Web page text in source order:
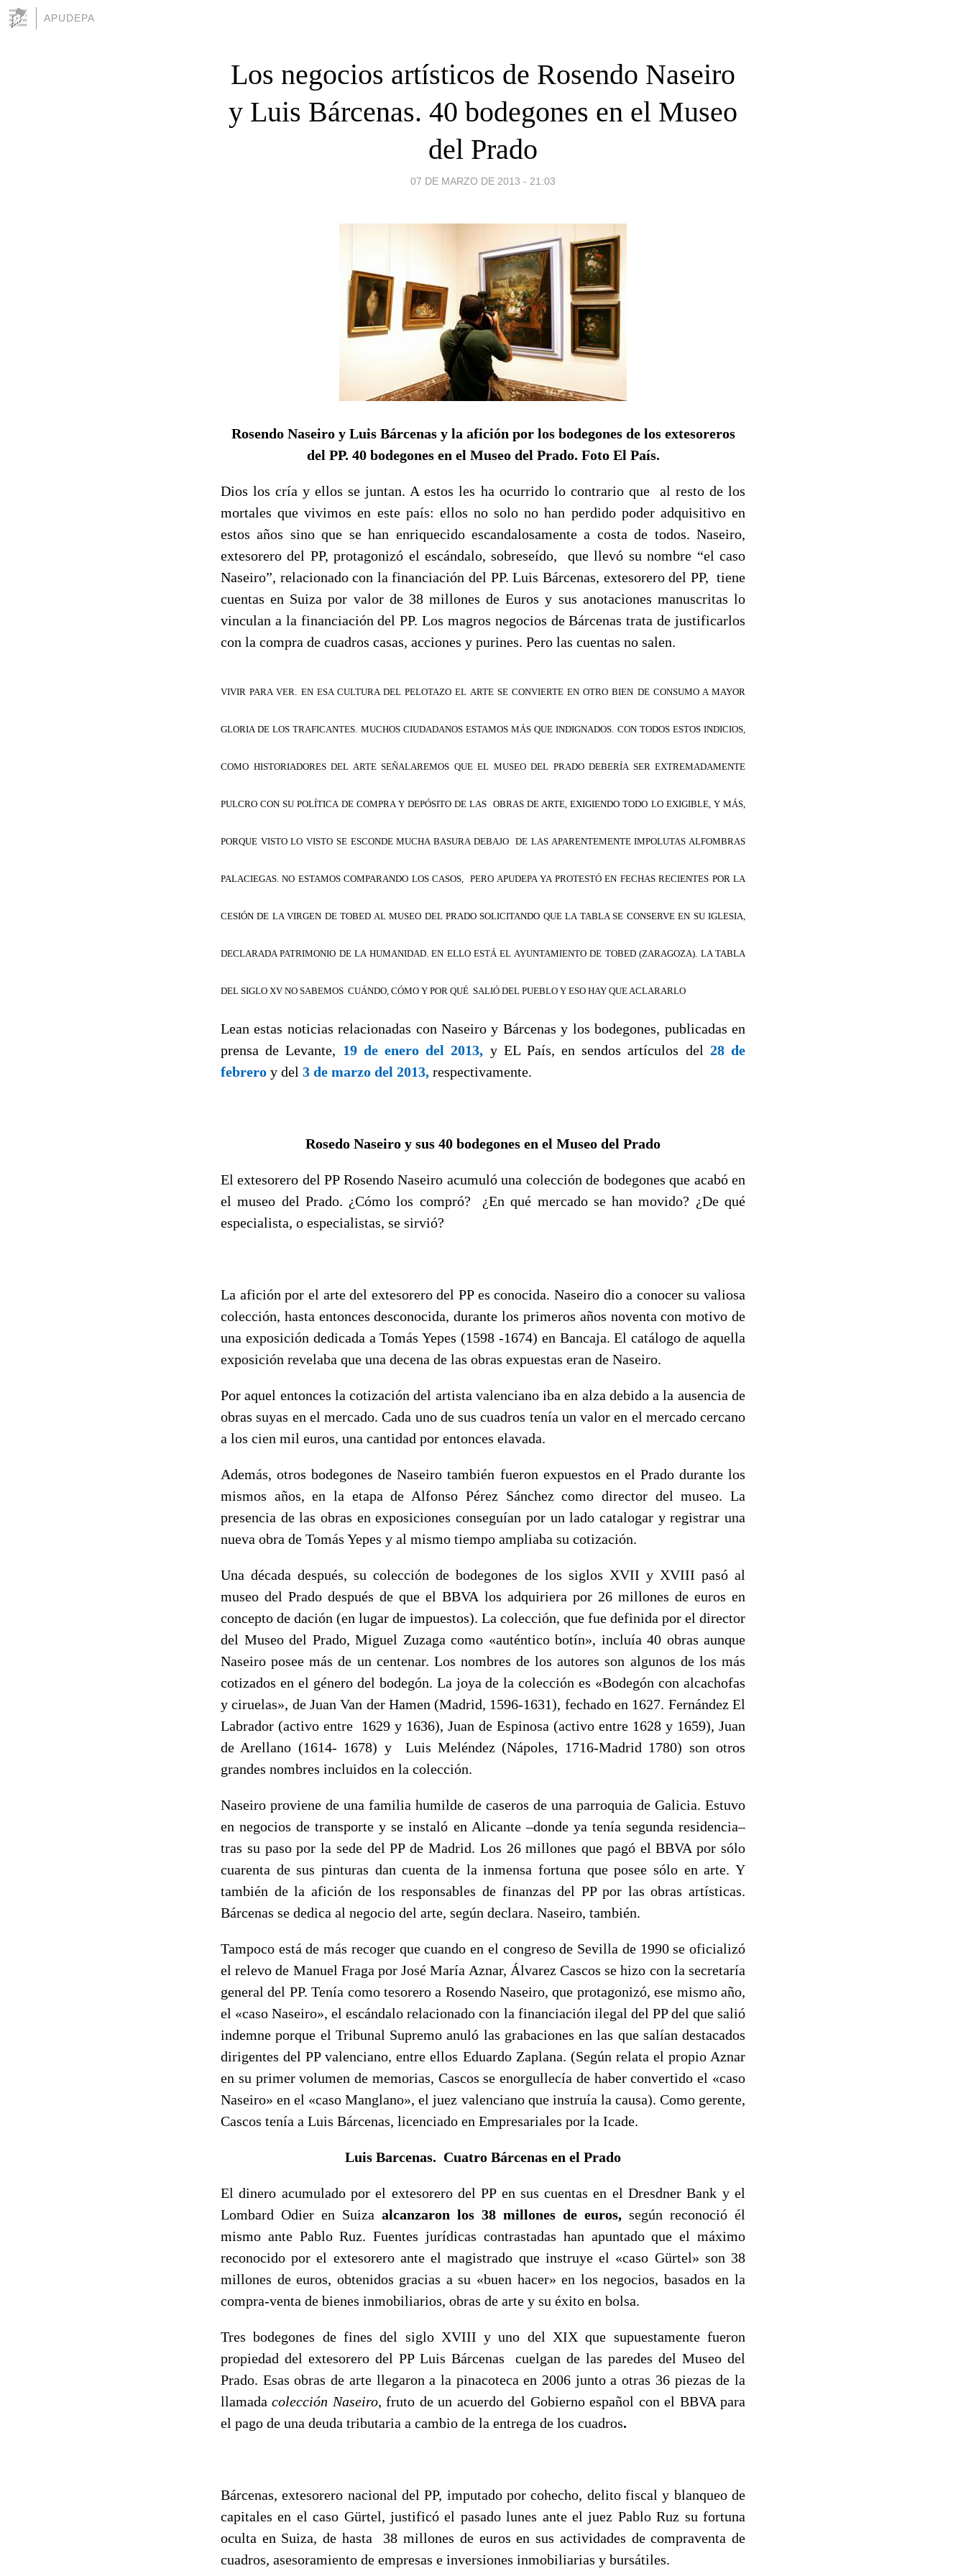
APUDEPA
Los negocios artísticos de Rosendo Naseiro
y Luis Bárcenas. 40 bodegones en el Museo
del Prado
07 DE MARZO DE 2013 - 21:03
Rosendo Naseiro y Luis Bárcenas y la afición por los bodegones de los extesoreros
del PP. 40 bodegones en el Museo del Prado. Foto El País.
Dios los cría y ellos se juntan. A estos les ha ocurrido lo contrario que al resto de los
mortales que vivimos en este país: ellos no solo no han perdido poder adquisitivo en
estos años sino que se han enriquecido escandalosamente a costa de todos. Naseiro,
extesorero del PP, protagonizó el escándalo, sobreseído, que llevó su nombre “el caso
Naseiro”, relacionado con la financiación del PP. Luis Bárcenas, extesorero del PP, tiene
cuentas en Suiza por valor de 38 millones de Euros y sus anotaciones manuscritas lo
vinculan a la financiación del PP. Los magros negocios de Bárcenas trata de justificarlos
con la compra de cuadros casas, acciones y purines. Pero las cuentas no salen.
VIVIR PARA VER. EN ESA CULTURA DEL PELOTAZO EL ARTE SE CONVIERTE EN OTRO BIEN DE CONSUMO A MAYOR
GLORIA DE LOS TRAFICANTES. MUCHOS CIUDADANOS ESTAMOS MÁS QUE INDIGNADOS. CON TODOS ESTOS INDICIOS,
COMO HISTORIADORES DEL ARTE SEÑALAREMOS QUE EL MUSEO DEL PRADO DEBERÍA SER EXTREMADAMENTE
PULCRO CON SU POLÍTICA DE COMPRA Y DEPÓSITO DE LAS OBRAS DE ARTE, EXIGIENDO TODO LO EXIGIBLE, Y MÁS,
PORQUE VISTO LO VISTO SE ESCONDE MUCHA BASURA DEBAJO DE LAS APARENTEMENTE IMPOLUTAS ALFOMBRAS
PALACIEGAS. NO ESTAMOS COMPARANDO LOS CASOS, PERO APUDEPA YA PROTESTÓ EN FECHAS RECIENTES POR LA
CESIÓN DE LA VIRGEN DE TOBED AL MUSEO DEL PRADO SOLICITANDO QUE LA TABLA SE CONSERVE EN SU IGLESIA,
DECLARADA PATRIMONIO DE LA HUMANIDAD. EN ELLO ESTÁ EL AYUNTAMIENTO DE TOBED (ZARAGOZA). LA TABLA
DEL SIGLO XV NO SABEMOS CUÁNDO, CÓMO Y POR QUÉ SALIÓ DEL PUEBLO Y ESO HAY QUE ACLARARLO
Lean estas noticias relacionadas con Naseiro y Bárcenas y los bodegones, publicadas en
prensa de Levante, 19 de enero del 2013, y EL País, en sendos artículos del 28 de
febrero y del 3 de marzo del 2013, respectivamente.
Rosedo Naseiro y sus 40 bodegones en el Museo del Prado
El extesorero del PP Rosendo Naseiro acumuló una colección de bodegones que acabó en
el museo del Prado. ¿Cómo los compró? ¿En qué mercado se han movido? ¿De qué
especialista, o especialistas, se sirvió?
La afición por el arte del extesorero del PP es conocida. Naseiro dio a conocer su valiosa
colección, hasta entonces desconocida, durante los primeros años noventa con motivo de
una exposición dedicada a Tomás Yepes (1598 -1674) en Bancaja. El catálogo de aquella
exposición revelaba que una decena de las obras expuestas eran de Naseiro.
Por aquel entonces la cotización del artista valenciano iba en alza debido a la ausencia de
obras suyas en el mercado. Cada uno de sus cuadros tenía un valor en el mercado cercano
a los cien mil euros, una cantidad por entonces elavada.
Además, otros bodegones de Naseiro también fueron expuestos en el Prado durante los
mismos años, en la etapa de Alfonso Pérez Sánchez como director del museo. La
presencia de las obras en exposiciones conseguían por un lado catalogar y registrar una
nueva obra de Tomás Yepes y al mismo tiempo ampliaba su cotización.
Una década después, su colección de bodegones de los siglos XVII y XVIII pasó al
museo del Prado después de que el BBVA los adquiriera por 26 millones de euros en
concepto de dación (en lugar de impuestos). La colección, que fue definida por el director
del Museo del Prado, Miguel Zuzaga como «auténtico botín», incluía 40 obras aunque
Naseiro posee más de un centenar. Los nombres de los autores son algunos de los más
cotizados en el género del bodegón. La joya de la colección es «Bodegón con alcachofas
y ciruelas», de Juan Van der Hamen(Madrid, 1596-1631), fechado en 1627. Fernández El
Labrador (activo entre 1629 y 1636), Juan de Espinosa (activo entre 1628 y 1659), Juan
de Arellano (1614- 1678) y Luis Meléndez (Nápoles, 1716-Madrid 1780) son otros
grandes nombres incluidos en la colección.
Naseiro proviene de una familia humilde de caseros de una parroquia de Galicia. Estuvo
en negocios de transporte y se instaló en Alicante –donde ya tenía segunda residencia–
tras su paso por la sede del PP de Madrid. Los 26 millones que pagó el BBVA por sólo
cuarenta de sus pinturas dan cuenta de la inmensa fortuna que posee sólo en arte. Y
también de la afición de los responsables de finanzas del PP por las obras artísticas.
Bárcenas se dedica al negocio del arte, según declara. Naseiro, también.
Tampoco está de más recoger que cuando en el congreso de Sevilla de 1990 se oficializó
el relevo de Manuel Fraga por José María Aznar, Álvarez Cascos se hizo con la secretaría
general del PP. Tenía como tesorero a Rosendo Naseiro, que protagonizó, ese mismo año,
el «caso Naseiro», el escándalo relacionado con la financiación ilegal del PP del que salió
indemne porque el Tribunal Supremo anuló las grabaciones en las que salían destacados
dirigentes del PP valenciano, entre ellos Eduardo Zaplana. (Según relata el propio Aznar
en su primer volumen de memorias, Cascos se enorgullecía de haber convertido el «caso
Naseiro» en el «caso Manglano», el juez valenciano que instruía la causa). Como gerente,
Cascos tenía a Luis Bárcenas, licenciado en Empresariales por la Icade.
Luis Barcenas. Cuatro Bárcenas en el Prado
El dinero acumulado por el extesorero del PP en sus cuentas en el Dresdner Bank y el
Lombard Odier en Suiza alcanzaron los 38 millones de euros, según reconoció él
mismo ante Pablo Ruz. Fuentes jurídicas contrastadas han apuntado que el máximo
reconocido por el extesorero ante el magistrado que instruye el «caso Gürtel» son 38
millones de euros, obtenidos gracias a su «buen hacer» en los negocios, basados en la
compra-venta de bienes inmobiliarios, obras de arte y su éxito en bolsa.
Tres bodegones de fines del siglo XVIII y uno del XIX que supuestamente fueron
propiedad del extesorero del PP Luis Bárcenas cuelgan de las paredes del Museo del
Prado. Esas obras de arte llegaron a la pinacoteca en 2006 junto a otras 36 piezas de la
llamadacolección Naseiro, fruto de un acuerdo del Gobierno español con el BBVA para
el pago de una deuda tributaria a cambio de la entrega de los cuadros.
Bárcenas, extesorero nacional del PP, imputado por cohecho, delito fiscal y blanqueo de
capitales en el caso Gürtel, justificó el pasado lunes ante el juez Pablo Ruz su fortuna
oculta en Suiza, de hasta 38 millones de euros en sus actividades de compraventa de
cuadros, asesoramiento de empresas e inversiones inmobiliarias y bursátiles.